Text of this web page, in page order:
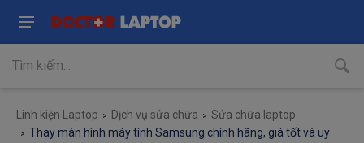
Linh kiện Laptop Dịch vụ sửa chữa
Sửa chữa laptop
Thay màn hình máy tính Samsung chính hãng, giá tốt và uy